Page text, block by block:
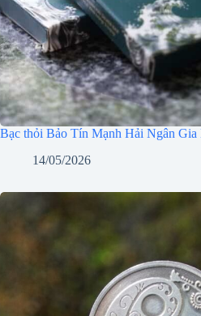
Bạc thỏi Bảo Tín Mạnh Hải Ngân
14/05/2026